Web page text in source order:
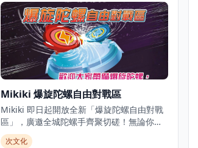
Mikiki 爆旋陀螺自由對戰區
Mikiki 即日起開放全新「爆旋陀螺自由對戰
區」，廣邀全城陀螺手齊聚切磋！無論你主
打攻擊型、持久型定防禦型，呢度都係你展
次文化